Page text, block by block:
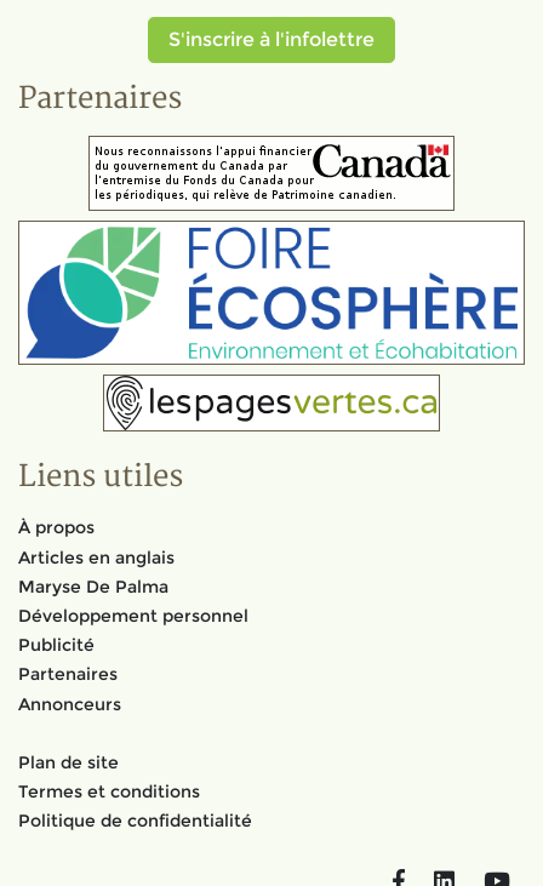
S'inscrire à l'infolettre
Partenaires
Liens utiles
À propos
Articles en anglais
Maryse De Palma
Développement personnel
Publicité
Partenaires
Annonceurs
Plan de site
Termes et conditions
Politique de confidentialité
FacebookLinkedIn